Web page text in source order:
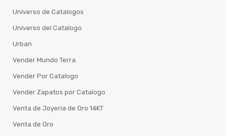
Universo de Catalogos
Universo del Catalogo
Urban
Vender Mundo Terra
Vender Por Catalogo
Vender Zapatos por Catalogo
Venta de Joyería de Oro 14KT
Venta de Oro